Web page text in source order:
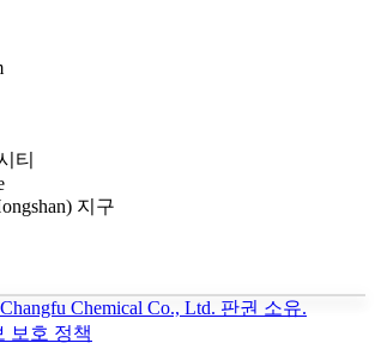
티
지구
Chemical Co., Ltd. 판권 소유.
보호 정책